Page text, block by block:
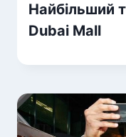
Найбільший
Dubai Mall